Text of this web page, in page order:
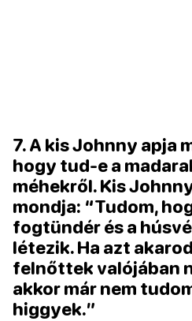
7. A kis Johnny apja
hogy tud-e a
méhekről. Kis
mondja: “Tudom,
fogtündér és a
létezik. Ha azt
felnőttek valójában
akkor már nem
higgyek.”